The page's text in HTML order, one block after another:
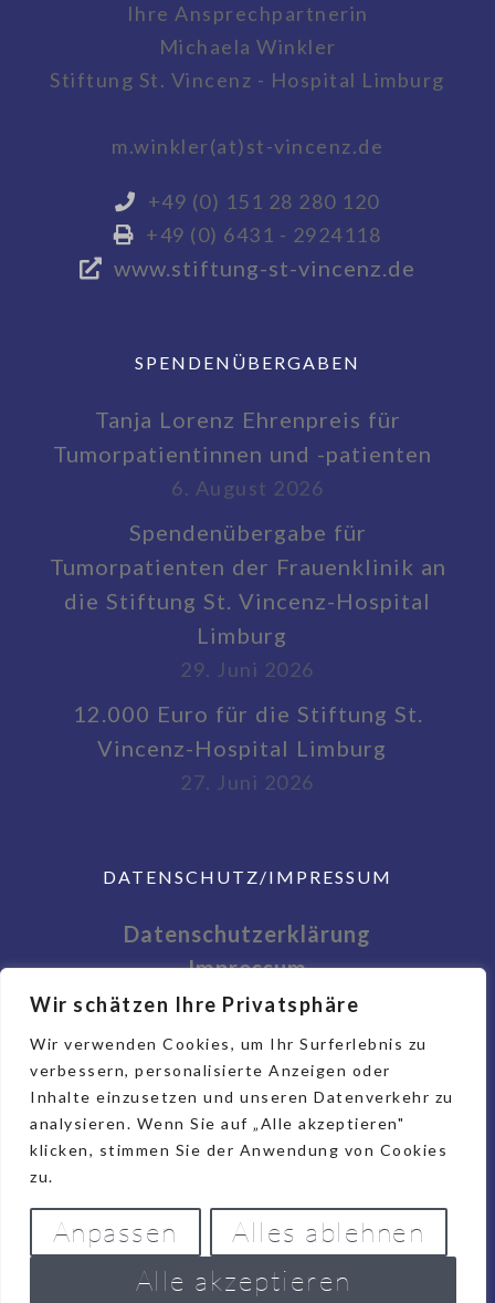
Wir schätzen Ihre Privatsphäre
Wir verwenden Cookies, um Ihr Surferlebnis zu
verbessern, personalisierte Anzeigen oder
Inhalte einzusetzen und unseren Datenverkehr zu
analysieren. Wenn Sie auf „Alle akzeptieren"
klicken, stimmen Sie der Anwendung von Cookies
zu.
Anpassen
Alles ablehnen
Alle akzeptieren
Ihre Ansprechpartnerin
Michaela Winkler
Stiftung St. Vincenz - Hospital Limburg
m.winkler(at)st-vincenz.de
+49 (0) 151 28 280 120
+49 (0) 6431 - 2924118
www.stiftung-st-vincenz.de
SPENDENÜBERGABEN
Tanja Lorenz Ehrenpreis für
Tumorpatientinnen und -patienten
6. August 2026
Spendenübergabe für
Tumorpatienten der Frauenklinik an
die Stiftung St. Vincenz-Hospital
Limburg
29. Juni 2026
12.000 Euro für die Stiftung St.
Vincenz-Hospital Limburg
27. Juni 2026
DATENSCHUTZ/IMPRESSUM
Datenschutzerklärung
Impressum
2022-2026 Stiftung St.Vincenz-
Hospital Limburg